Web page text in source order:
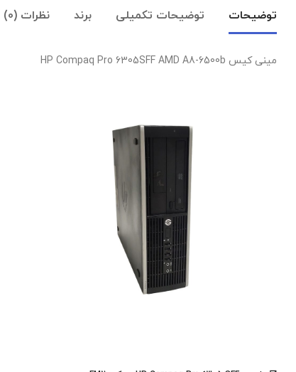
توضیحات توضیحات تکمیلی برند نظرات (0)
مینی کیس HP Compaq Pro 6305SFF AMD A8-6500b